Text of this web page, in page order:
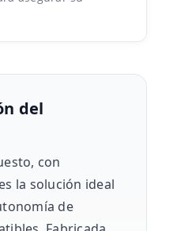
del
con
la solución ideal
de